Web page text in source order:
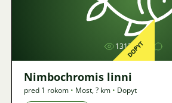
Obrázok
1313DOPYT
Nimbochromis linni
pred 1 rokom • Most,? km • Dopyt